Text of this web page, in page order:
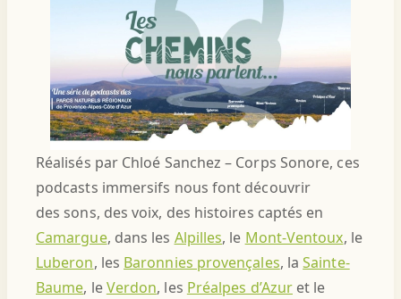
Réalisés par Chloé Sanchez – Corps Sonore, ces
podcasts immersifs nous font découvrir
des sons, des voix, des histoires captés en
Camargue, dans les Alpilles, le Mont-Ventoux, le
Luberon, les Baronnies provençales, laSainte-
Baume, leVerdon, les Préalpes d’Azuret le